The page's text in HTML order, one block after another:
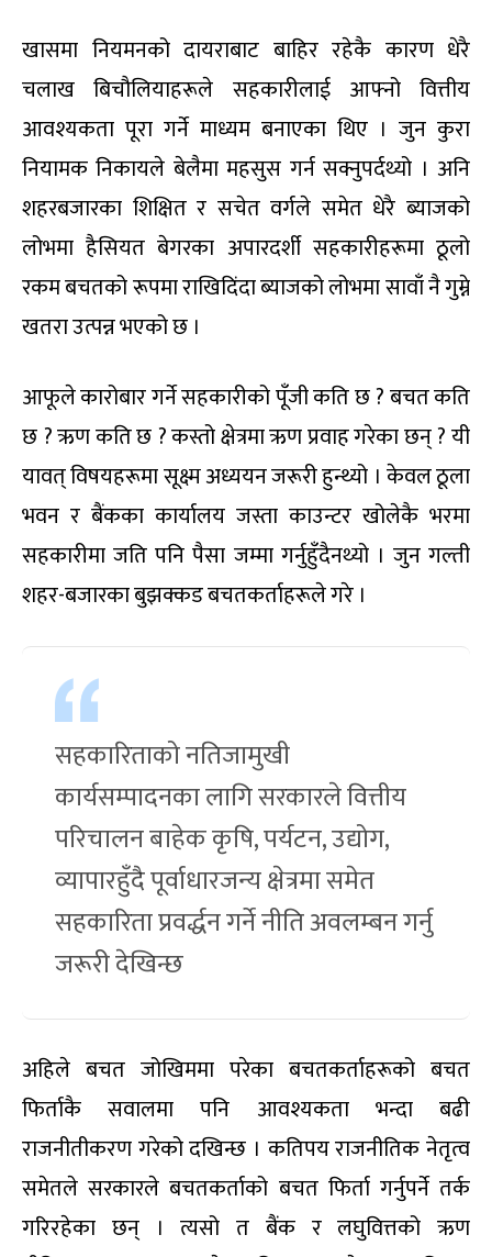
खासमा नियमनको दायराबाट बाहिर रहेकै कारण धेरै
चलाख बिचौलियाहरूले सहकारीलाई आफ्नो वित्तीय
आवश्यकता पूरा गर्ने माध्यम बनाएका थिए । जुन कुरा
नियामक निकायले बेलैमा महसुस गर्न सक्नुपर्दथ्यो । अनि
शहरबजारका शिक्षित र सचेत वर्गले समेत धेरै ब्याजको
लोभमा हैसियत बेगरका अपारदर्शी सहकारीहरूमा ठूलो
रकम बचतको रूपमा राखिदिंदा ब्याजको लोभमा सावाँ नै गुम्ने
खतरा उत्पन्न भएको छ ।
आफूले कारोबार गर्ने सहकारीको पूँजी कति छ ? बचत कति
छ ? ऋण कति छ ? कस्तो क्षेत्रमा ऋण प्रवाह गरेका छन् ? यी
यावत् विषयहरूमा सूक्ष्म अध्ययन जरूरी हुन्थ्यो । केवल ठूला
भवन र बैंकका कार्यालय जस्ता काउन्टर खोलेकै भरमा
सहकारीमा जति पनि पैसा जम्मा गर्नुहुँदैनथ्यो । जुन गल्ती
शहर-बजारका बुझक्कड बचतकर्ताहरूले गरे ।
सहकारिताको नतिजामुखी
कार्यसम्पादनका लागि सरकारले वित्तीय
परिचालन बाहेक कृषि, पर्यटन, उद्योग,
व्यापारहुँदै पूर्वाधारजन्य क्षेत्रमा समेत
सहकारिता प्रवर्द्धन गर्ने नीति अवलम्बन गर्नु
जरूरी देखिन्छ
अहिले बचत जोखिममा परेका बचतकर्ताहरूको बचत
फिर्ताकै सवालमा पनि आवश्यकता भन्दा बढी
राजनीतीकरण गरेको दखिन्छ । कतिपय राजनीतिक नेतृत्व
समेतले सरकारले बचतकर्ताको बचत फिर्ता गर्नुपर्ने तर्क
गरिरहेका छन् । त्यसो त बैंक र लघुवित्तको ऋण